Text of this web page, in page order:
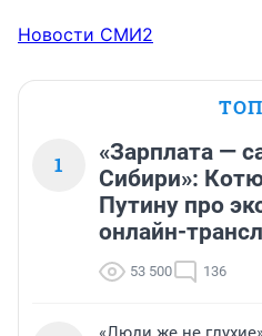
Новости СМИ2
1
«Зарплата —
Сибири»:
Путину про
онлайн-
53 500 136